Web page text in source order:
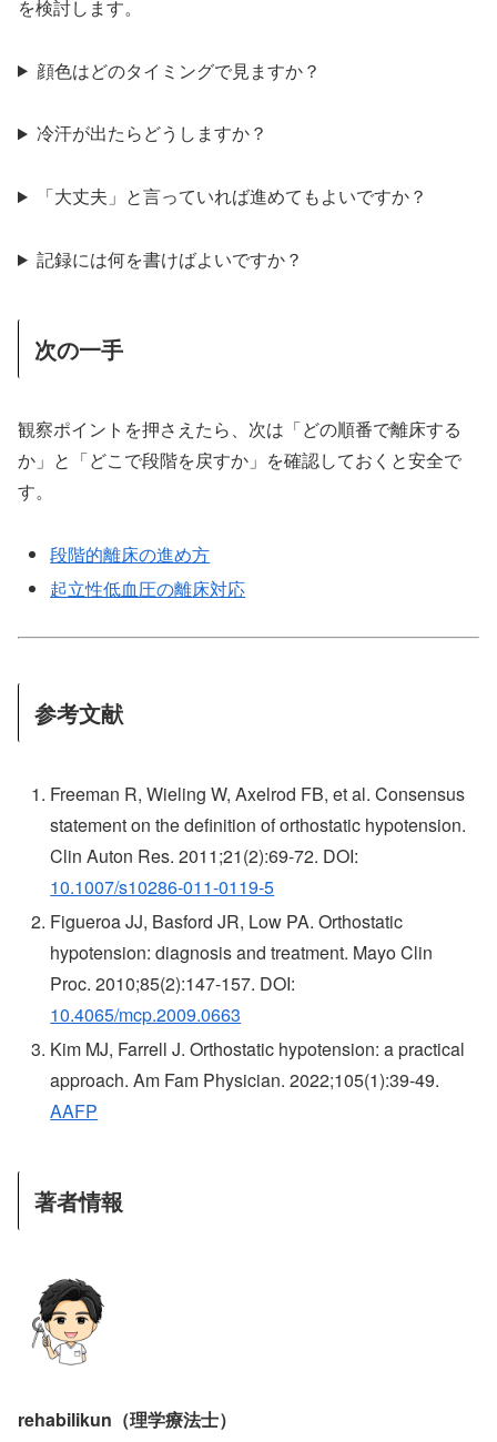
を検討します。
顔色はどのタイミングで見ますか？
冷汗が出たらどうしますか？
「大丈夫」と言っていれば進めてもよいですか？
記録には何を書けばよいですか？
次の一手
観察ポイントを押さえたら、次は「どの順番で離床する
か」と「どこで段階を戻すか」を確認しておくと安全で
す。
段階的離床の進め方
起立性低血圧の離床対応
参考文献
Freeman R, Wieling W, Axelrod FB, et al. Consensus
statement on the definition of orthostatic hypotension.
Clin Auton Res. 2011;21(2):69-72. DOI:
10.1007/s10286-011-0119-5
Figueroa JJ, Basford JR, Low PA. Orthostatic
hypotension: diagnosis and treatment. Mayo Clin
Proc. 2010;85(2):147-157. DOI:
10.4065/mcp.2009.0663
Kim MJ, Farrell J. Orthostatic hypotension: a practical
approach. Am Fam Physician. 2022;105(1):39-49.
AAFP
著者情報
rehabilikun（理学療法士）